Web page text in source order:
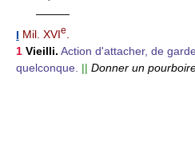
———
I Mil. XVIe
1 Vieilli. Action d'attacher, de
quelconque. || Donner un